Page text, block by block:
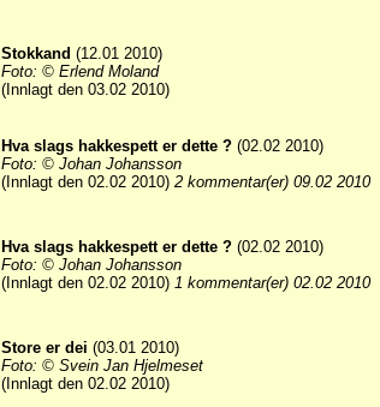
Stokkand (12.01 2010)
Foto: © Erlend Moland
(Innlagt den 03.02 2010)
Hva slags hakkespett er dette ? (02.02 2010)
Foto: © Johan Johansson
(Innlagt den 02.02 2010) 2 kommentar(er) 09.02 2010
Hva slags hakkespett er dette ? (02.02 2010)
Foto: © Johan Johansson
(Innlagt den 02.02 2010) 1 kommentar(er) 02.02 2010
Store er dei (03.01 2010)
Foto: © Svein Jan Hjelmeset
(Innlagt den 02.02 2010)